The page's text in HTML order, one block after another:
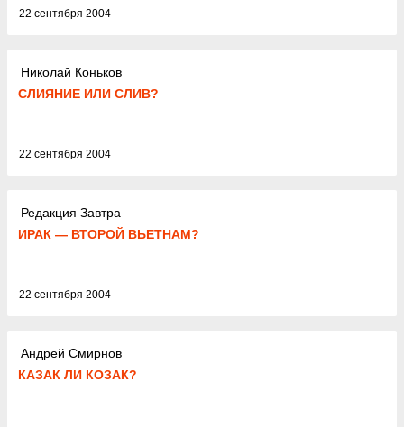
22 сентября 2004
Николай Коньков
СЛИЯНИЕ ИЛИ СЛИВ?
22 сентября 2004
Редакция Завтра
ИРАК — ВТОРОЙ ВЬЕТНАМ?
22 сентября 2004
Андрей Смирнов
КАЗАК ЛИ КОЗАК?